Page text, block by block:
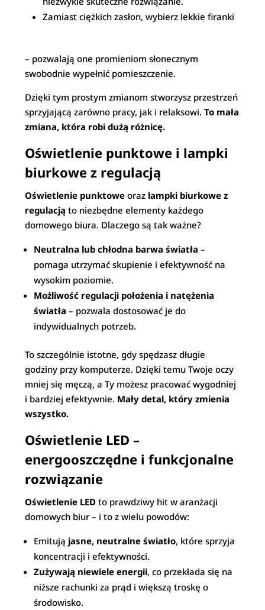
Zamiast ciężkich zasłon, wybierz lekkie firanki
– pozwalają one promieniom słonecznym
swobodnie wypełnić pomieszczenie.
Dzięki tym prostym zmianom stworzysz przestrzeń
sprzyjającą zarówno pracy, jak i relaksowi.To mała
zmiana, która robi dużą różnicę.
Oświetlenie punktowe i lampki
biurkowe z regulacją
Oświetlenie punktowe oraz lampki biurkowe z
regulacją to niezbędne elementy każdego
domowego biura. Dlaczego są tak ważne?
Neutralna lub chłodna barwa światła –
pomaga utrzymać skupienie i efektywność na
wysokim poziomie.
Możliwość regulacji położenia i natężenia
światła – pozwala dostosować je do
indywidualnych potrzeb.
To szczególnie istotne, gdy spędzasz długie
godziny przy komputerze. Dzięki temu Twoje oczy
mniej się męczą, a Ty możesz pracować wygodniej
i bardziej efektywnie. Mały detal, który zmienia
wszystko.
Oświetlenie LED –
energooszczędne i funkcjonalne
rozwiązanie
Oświetlenie LED to prawdziwy hit w aranżacji
domowych biur – i to z wielu powodów:
Emitują jasne, neutralne światło, które sprzyja
koncentracji i efektywności.
Zużywają niewiele energii, co przekłada się na
niższe rachunki za prąd i większą troskę o
środowisko.